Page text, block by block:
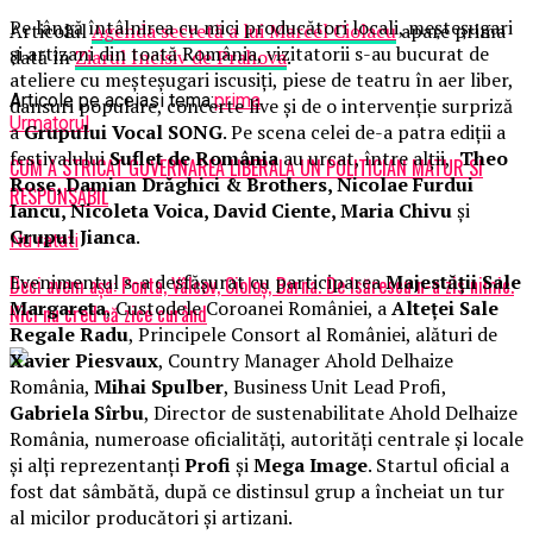
ArticolulAgenda secretă a lui Marcel Ciolacuapare prima
dată înZiarul Incisiv de Prahova.
Articole pe aceiasi tema:prima
Urmatorul
CUM A STRICAT GUVERNAREA LIBERALA UN POLITICIAN MATUR SI
RESPONSABIL
Nu ratati
Deci avem aşa: Ponta, Vâlcov, Cioloş, Barna. De Isărescu n-a zis nimic.
Nici nu cred că zice curând
Pe lângă întâlnirea cu mici producători locali, meșteșugari
și artizani din toată România, vizitatorii s-au bucurat de
ateliere cu meșteșugari iscusiți, piese de teatru în aer liber,
dansuri populare, concerte live și de o intervenție surpriză
aGrupului Vocal SONG. Pe scena celei de-a patra ediții a
festivaluluiSuflet de Româniaau urcat, între alții,Theo
Rose, Damian Drăghici & Brothers, Nicolae Furdui
Iancu, Nicoleta Voica, David Ciente, Maria Chivuși
Grupul Jianca.
Evenimentul s-a desfășurat cu participareaMajestății Sale
Margareta, Custodele Coroanei României, aAlteței Sale
Regale Radu, Principele Consort al României, alături de
Xavier Piesvaux, Country Manager Ahold Delhaize
România, Mihai Spulber, Business Unit Lead Profi,
Gabriela Sîrbu, Director de sustenabilitate Ahold Delhaize
România, numeroase oficialități, autorități centrale și locale
și alți reprezentanțiProfișiMega Image. Startul oficial a
fost dat sâmbătă, după ce distinsul grup a încheiat un tur
al micilor producători și artizani.